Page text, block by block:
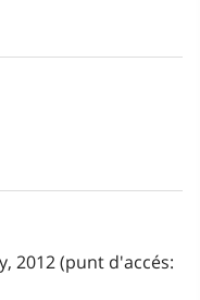
2012 (punt d'accés: